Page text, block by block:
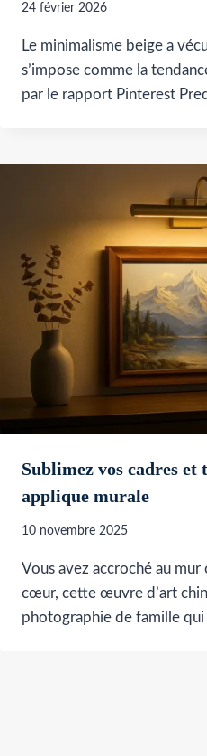
24 février 2026
Le minimalisme beige a
s’impose comme la
par le rapport Pinterest
Sublimez vos cadres et
applique murale
10 novembre 2025
Vous avez accroché au
cœur, cette œuvre d’art
photographie de famille